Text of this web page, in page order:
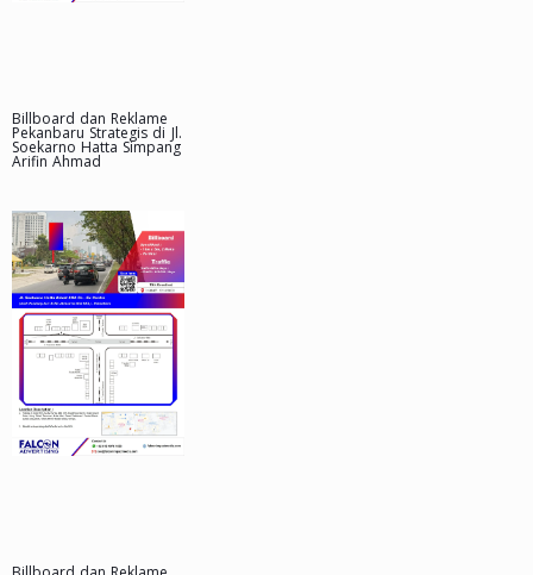
Billboard dan Reklame
Pekanbaru Strategis di Jl.
Soekarno Hatta Simpang
Arifin Ahmad